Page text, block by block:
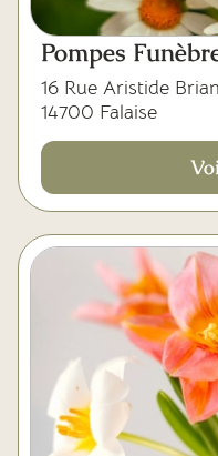
Pompes
16 Rue Aristide
14700 Falaise